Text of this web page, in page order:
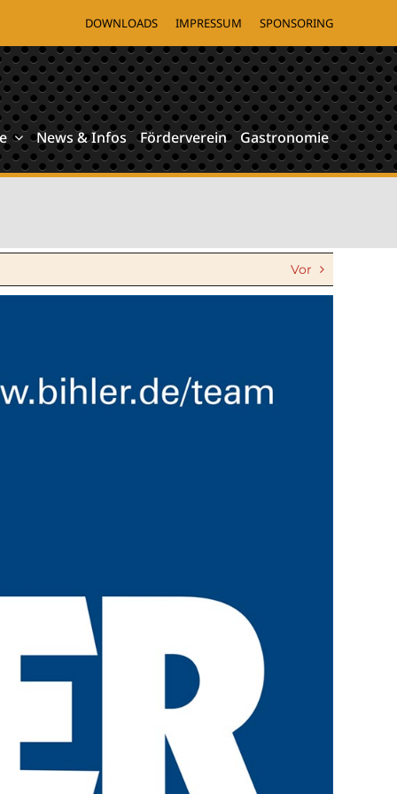
DOWNLOADS IMPRESSUM SPONSORING
News & Infos Förderverein Gastronomie
Vor